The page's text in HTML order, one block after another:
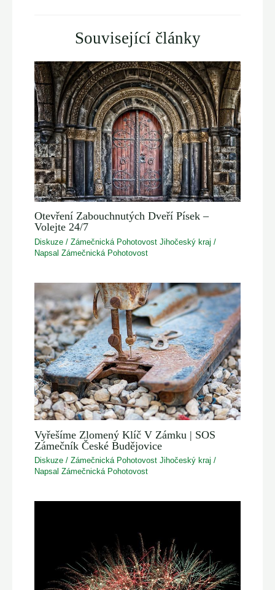
Související články
Otevření Zabouchnutých Dveří Písek –
Volejte 24/7
Diskuze /Zámečnická Pohotovost Jihočeský kraj /
NapsalZámečnická Pohotovost
Vyřešíme Zlomený Klíč V Zámku | SOS
Zámečník České Budějovice
Diskuze /Zámečnická Pohotovost Jihočeský kraj /
NapsalZámečnická Pohotovost